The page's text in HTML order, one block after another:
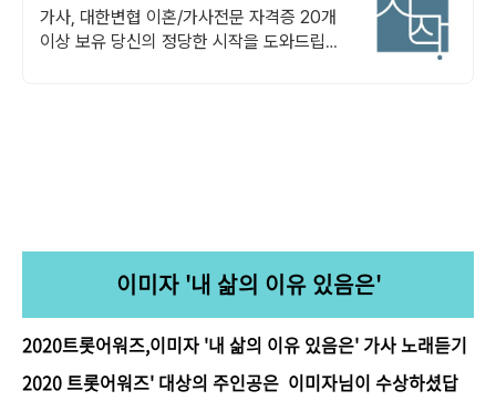
간 비밀상담
가사, 대한변협 이혼/가사전문 자격증 20개
이상 보유 당신의 정당한 시작을 도와드립니
이미자 '내 삶의 이유 있음은'
2020트롯어워즈,이미자 '내 삶의 이유 있음은' 가사 노래듣기
2020 트롯어워즈' 대상의 주인공은 이미자님이 수상하셨답